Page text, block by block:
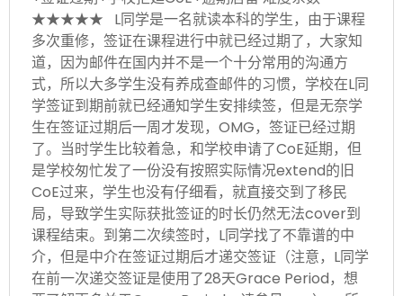
★★★★★ L同学是一名就读本科的学生，由于课程
多次重修，签证在课程进行中就已经过期了，大家知
道，因为邮件在国内并不是一个十分常用的沟通方
式，所以大多学生没有养成查邮件的习惯，学校在L同
学签证到期前就已经通知学生安排续签，但是无奈学
生在签证过期后一周才发现，OMG，签证已经过期
了。当时学生比较着急，和学校申请了CoE延期，但
是学校匆忙发了一份没有按照实际情况extend的旧
CoE过来，学生也没有仔细看，就直接交到了移民
局，导致学生实际获批签证的时长仍然无法cover到
课程结束。到第二次续签时，L同学找了不靠谱的中
介，但是中介在签证过期后才递交签证（注意，L同学
在前一次递交签证是使用了28天Grace Period，想